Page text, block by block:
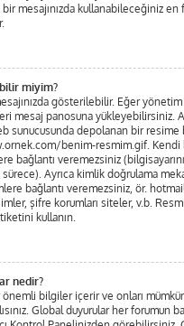
mesajınızda kullanabileceğiniz en
miyim?
gösterilebilir. Eğer
mesaj panosuna yükleyebilirsiniz.
sunucusunda depolanan bir resime
benim-resmim.gif. Kendi
bağlantı veremezsiniz
sürece). Ayrıca kimlik doğrulama
bağlantı veremezsiniz, ör.
şifre korumları siteler, v.b.
kullanın.
nedir?
bilgiler içerir ve onları
Global duyurular her forumun